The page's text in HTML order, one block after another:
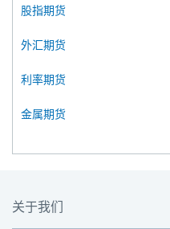
股指期货
外汇期货
利率期货
金属期货
关于我们